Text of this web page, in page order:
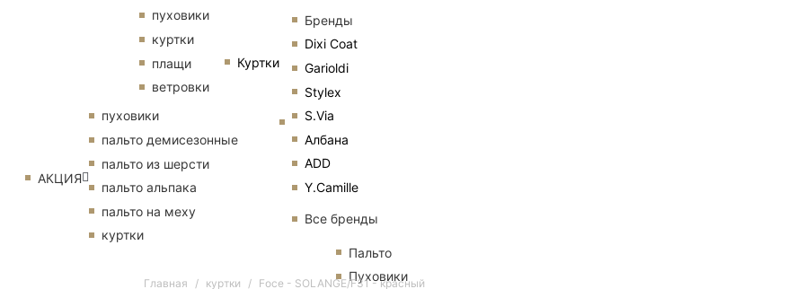
Куртки
Бренды
Dixi Coat
Garioldi
Stylex
S.Via
Албана
ADD
Y.Camille
Все бренды
Пальто
Пуховики
пуховики
куртки
плащи
ветровки
АКЦИЯ
пуховики
пальто демисезонные
пальто из шерсти
пальто альпака
пальто на меху
куртки
Главная куртки Foce - SOLANGE/F31 - красный